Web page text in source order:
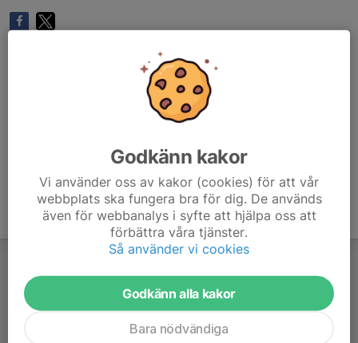
Godkänn kakor
Vi använder oss av kakor (cookies) för att vår
webbplats ska fungera bra för dig. De används
även för webbanalys i syfte att hjälpa oss att
förbättra våra tjänster.
Så använder vi cookies
Godkänn alla kakor
Bara nödvändiga